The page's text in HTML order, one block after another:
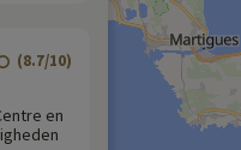
(8.7/10)
en